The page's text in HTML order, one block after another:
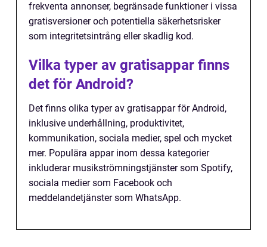
frekventa annonser, begränsade funktioner i vissa
gratisversioner och potentiella säkerhetsrisker
som integritetsintrång eller skadlig kod.
Vilka typer av gratisappar finns
det för Android?
Det finns olika typer av gratisappar för Android,
inklusive underhållning, produktivitet,
kommunikation, sociala medier, spel och mycket
mer. Populära appar inom dessa kategorier
inkluderar musikströmningstjänster som Spotify,
sociala medier som Facebook och
meddelandetjänster som WhatsApp.